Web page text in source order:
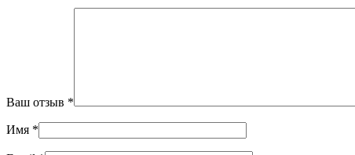
Ваш отзыв *
Имя *